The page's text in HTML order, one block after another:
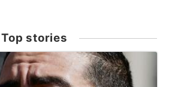
Top stories